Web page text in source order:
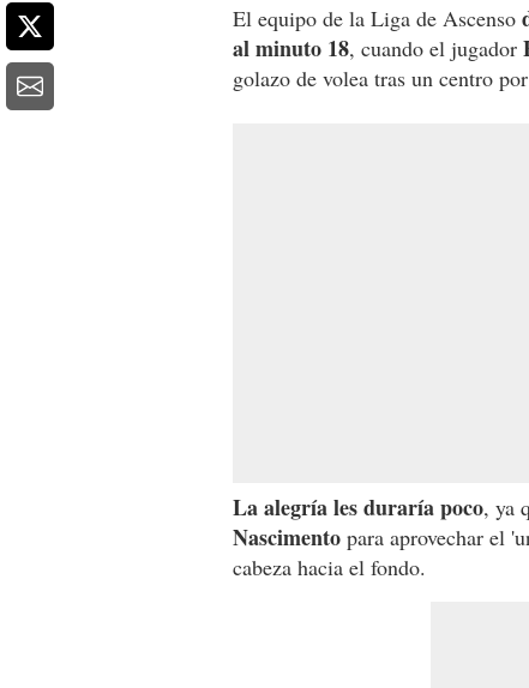
El equipo de la Liga de Ascenso
al minuto 18, cuando el jugador
golazo de volea tras un centro
La alegría les duraría poco, ya
Nascimento para aprovechar el
cabeza hacia el fondo.